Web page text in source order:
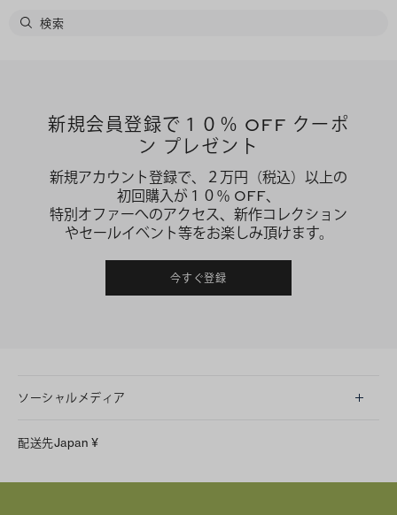
新規会員登録で１０％ OFF クーポ
ン プレゼント
新規アカウント登録で、２万円（税込）以上の
初回購入が１０％ OFF、
特別オファーへのアクセス、新作コレクション
やセールイベント等をお楽しみ頂けます。
今すぐ登録
ソーシャルメディア
Facebook
配送先Japan ¥